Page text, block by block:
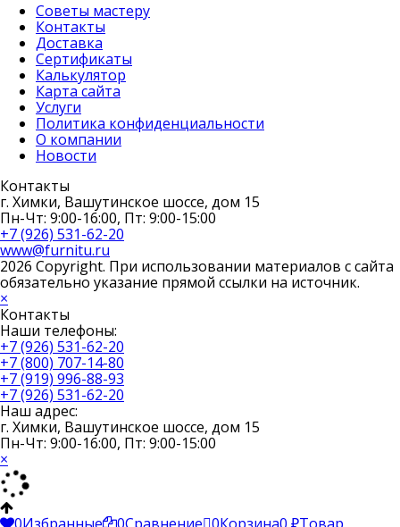
Советы мастеру
Контакты
Доставка
Сертификаты
Калькулятор
Карта сайта
Услуги
Политика конфиденциальности
О компании
Новости
Контакты
г. Химки, Вашутинское шоссе, дом 15
Пн-Чт: 9:00-16:00, Пт: 9:00-15:00
+7 (926) 531-62-20
www@furnitu.ru
2026 Copyright. При использовании материалов с сайта
обязательно указание прямой ссылки на источник.
×
Контакты
Наши телефоны:
+7 (926) 531-62-20
+7 (800) 707-14-80
+7 (919) 996-88-93
+7 (926) 531-62-20
Наш адрес:
г. Химки, Вашутинское шоссе, дом 15
Пн-Чт: 9:00-16:00, Пт: 9:00-15:00
×